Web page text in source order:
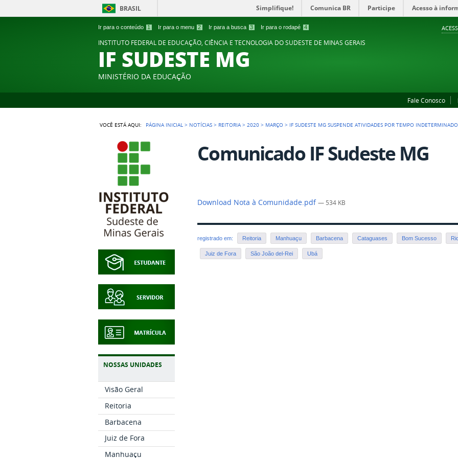
Ir para o conteúdo 1 Ir para o menu 2 Ir para a busca 3 Ir para o rodapé 4
BRASIL Simplifique! Comunica BR Participe Acesso à
INSTITUTO FEDERAL DE EDUCAÇÃO, CIÊNCIA E TECNOLOGIA DO SUDESTE DE MINAS GERAIS
IF SUDESTE MG
MINISTÉRIO DA EDUCAÇÃO
Fale Conosco
VOCÊ ESTÁ AQUI: PÁGINA INICIAL > NOTÍCIAS > REITORIA >2020 > MARÇO > IF SUDESTE MG SUSPENDE ATIVIDADES POR TEMPO
NOSSAS UNIDADES
Visão Geral
Reitoria
Barbacena
Juiz de Fora
Manhuaçu
Comunicado IF Sudeste MG
Download Nota à Comunidade.pdf— 534 KB
registrado em: Reitoria Manhuaçu Barbacena Cataguases Bom Sucesso
Juiz de Fora São João del-Rei Ubá